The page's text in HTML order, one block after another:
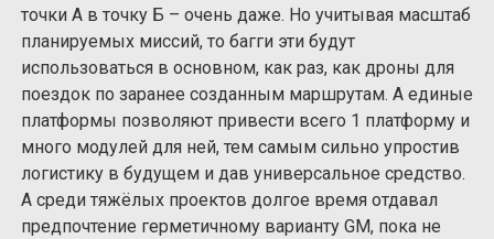
точки А в точку Б – очень даже. Но учитывая масштаб
планируемых миссий, то багги эти будут
использоваться в основном, как раз, как дроны для
поездок по заранее созданным маршрутам. А единые
платформы позволяют привести всего 1 платформу и
много модулей для ней, тем самым сильно упростив
логистику в будущем и дав универсальное средство.
А среди тяжёлых проектов долгое время отдавал
предпочтение герметичному варианту GM, пока не